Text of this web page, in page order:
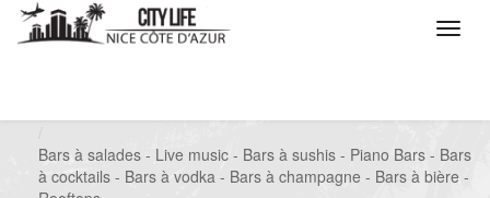
Bars à salades - Live music - Bars à sushis - Piano Bars - Bars
à cocktails - Bars à vodka - Bars à champagne - Bars à bière -